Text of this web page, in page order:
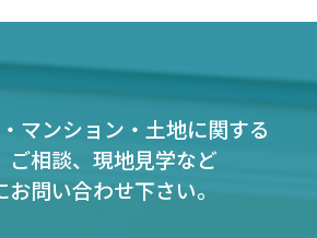
マンション・土地に関する
ご相談、現地見学など
お問い合わせ下さい。